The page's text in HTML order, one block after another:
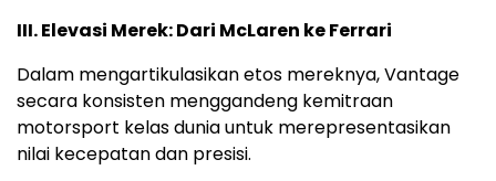
III.Elevasi Merek: Dari McLaren ke Ferrari
Dalam mengartikulasikan etos mereknya, Vantage
secara konsisten menggandeng kemitraan
motorsport kelas dunia untuk merepresentasikan
nilai kecepatan dan presisi.